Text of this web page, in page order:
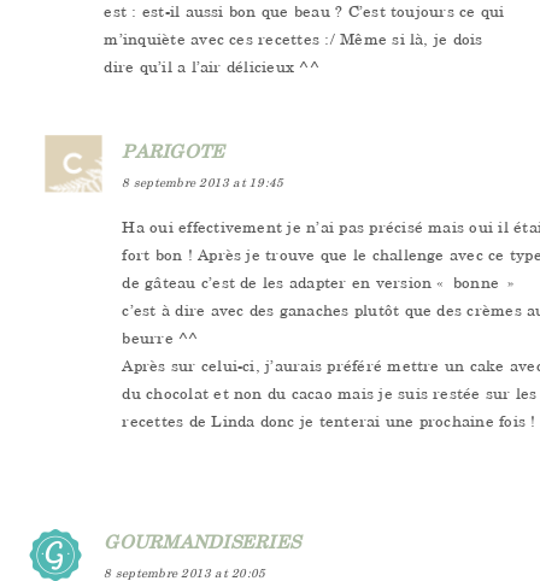
est : est-il aussi bon que beau ? C’est toujours ce qui
m’inquiète avec ces recettes :/ Même si là, je dois
dire qu’il a l’air délicieux ^^
PARIGOTE
8 septembre 2013 at 19:45
Ha oui effectivement je n’ai pas précisé mais oui il
fort bon ! Après je trouve que le challenge avec ce
de gâteau c’est de les adapter en version « bonne »
c’est à dire avec des ganaches plutôt que des crèmes
beurre ^^
Après sur celui-ci, j’aurais préféré mettre un cake
du chocolat et non du cacao mais je suis restée sur les
recettes de Linda donc je tenterai une prochaine fois !
GOURMANDISERIES
8 septembre 2013 at 20:05